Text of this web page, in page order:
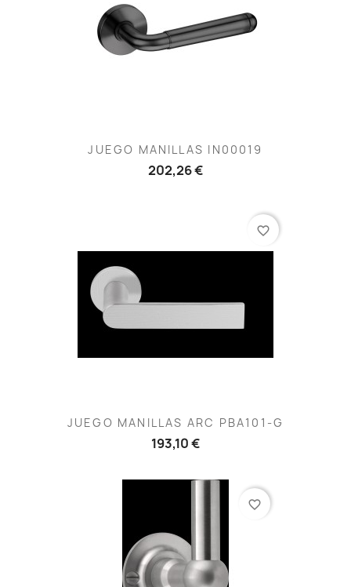
JUEGO MANILLAS IN00019
202,26 €
JUEGO MANILLAS ARC PBA101-G
193,10 €
favorite_border
favorite_border